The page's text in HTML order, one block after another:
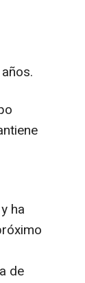
ha
de